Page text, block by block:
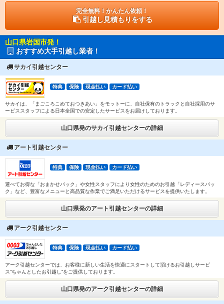
完全無料！かんたん依頼！
引越し見積もりをする
山口県岩国市発！
おすすめ大手引越し業者！
サカイ引越センター
特典 保険 現金払い カード払い
サカイは、「まごころこめておつきあい」をモットーに、自社保有のトラックと自社採用のサ
ービススタッフによる日本全国での安定したサービスをお届けしております。
山口県発のサカイ引越センターの詳細
アート引越センター
特典 保険 現金払い カード払い
選べてお得な「おまかせパック」や女性スタッフにより女性のためのお引越「レディースパッ
ク」など、豊富なメニューと高品質な作業でご満足いただけるサービスを提供いたします。
山口県発のアート引越センターの詳細
アーク引越センター
特典 保険 現金払い カード払い
アーク引越センターでは、お客様に新しい生活を快適にスタートして頂けるお引越しサービ
ス”ちゃんとしたお引越し”をご提供しております。
山口県発のアーク引越センターの詳細